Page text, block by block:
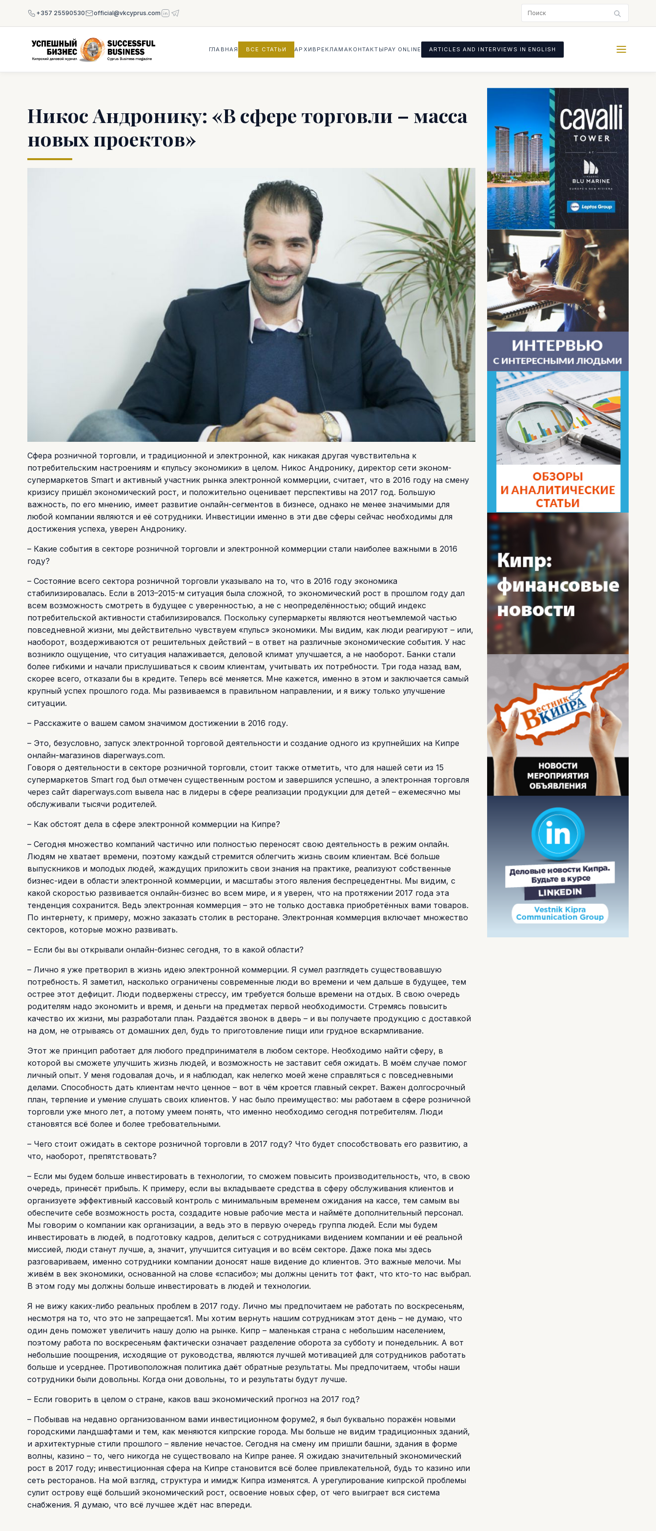
+357 25590530 official@vkcyprus.com
ГЛАВНАЯ ВСЕ СТАТЬИ АРХИВ РЕКЛАМА КОНТАКТЫ PAY ONLINE ARTICLES AND INTERVIEWS IN ENGLISH
Никос Андронику: «В сфере торговли – масса
новых проектов»
Сфера розничной торговли, и традиционной и электронной, как никакая другая чувствительна к
потребительским настроениям и «пульсу экономики» в целом. Никос Андронику, директор сети эконом-
супермаркетов Smart и активный участник рынка электронной коммерции, считает, что в 2016 году на смену
кризису пришёл экономический рост, и положительно оценивает перспективы на 2017 год. Большую
важность, по его мнению, имеет развитие онлайн-сегментов в бизнесе, однако не менее значимыми для
любой компании являются и её сотрудники. Инвестиции именно в эти две сферы сейчас необходимы для
достижения успеха, уверен Андронику.
– Какие события в секторе розничной торговли и электронной коммерции стали наиболее важными в 2016
году?
– Состояние всего сектора розничной торговли указывало на то, что в 2016 году экономика
стабилизировалась. Если в 2013–2015-м ситуация была сложной, то экономический рост в прошлом году дал
всем возможность смотреть в будущее с уверенностью, а не с неопределённостью; общий индекс
потребительской активности стабилизировался. Поскольку супермаркеты являются неотъемлемой частью
повседневной жизни, мы действительно чувствуем «пульс» экономики. Мы видим, как люди реагируют – или,
наоборот, воздерживаются от решительных действий – в ответ на различные экономические события. У нас
возникло ощущение, что ситуация налаживается, деловой климат улучшается, а не наоборот. Банки стали
более гибкими и начали прислушиваться к своим клиентам, учитывать их потребности. Три года назад вам,
скорее всего, отказали бы в кредите. Теперь всё меняется. Мне кажется, именно в этом и заключается самый
крупный успех прошлого года. Мы развиваемся в правильном направлении, и я вижу только улучшение
ситуации.
– Расскажите о вашем самом значимом достижении в 2016 году.
– Это, безусловно, запуск электронной торговой деятельности и создание одного из крупнейших на Кипре
онлайн-магазинов diaperways.com.
Говоря о деятельности в секторе розничной торговли, стоит также отметить, что для нашей сети из 15
супермаркетов Smart год был отмечен существенным ростом и завершился успешно, а электронная торговля
через сайт diaperways.com вывела нас в лидеры в сфере реализации продукции для детей – ежемесячно мы
обслуживали тысячи родителей.
– Как обстоят дела в сфере электронной коммерции на Кипре?
– Сегодня множество компаний частично или полностью переносят свою деятельность в режим онлайн.
Людям не хватает времени, поэтому каждый стремится облегчить жизнь своим клиентам. Всё больше
выпускников и молодых людей, жаждущих приложить свои знания на практике, реализуют собственные
бизнес-идеи в области электронной коммерции, и масштабы этого явления беспрецедентны. Мы видим, с
какой скоростью развивается онлайн-бизнес во всем мире, и я уверен, что на протяжении 2017 года эта
тенденция сохранится. Ведь электронная коммерция – это не только доставка приобретённых вами товаров.
По интернету, к примеру, можно заказать столик в ресторане. Электронная коммерция включает множество
секторов, которые можно развивать.
– Если бы вы открывали онлайн-бизнес сегодня, то в какой области?
– Лично я уже претворил в жизнь идею электронной коммерции. Я сумел разглядеть существовавшую
потребность. Я заметил, насколько ограничены современные люди во времени и чем дальше в будущее, тем
острее этот дефицит. Люди подвержены стрессу, им требуется больше времени на отдых. В свою очередь
родителям надо экономить и время, и деньги на предметах первой необходимости. Стремясь повысить
качество их жизни, мы разработали план. Раздаётся звонок в дверь – и вы получаете продукцию с доставкой
на дом, не отрываясь от домашних дел, будь то приготовление пищи или грудное вскармливание.
Этот же принцип работает для любого предпринимателя в любом секторе. Необходимо найти сферу, в
которой вы сможете улучшить жизнь людей, и возможность не заставит себя ожидать. В моём случае помог
личный опыт. У меня годовалая дочь, и я наблюдал, как нелегко моей жене справляться с повседневными
делами. Способность дать клиентам нечто ценное – вот в чём кроется главный секрет. Важен долгосрочный
план, терпение и умение слушать своих клиентов. У нас было преимущество: мы работаем в сфере розничной
торговли уже много лет, а потому умеем понять, что именно необходимо сегодня потребителям. Люди
становятся всё более и более требовательными.
– Чего стоит ожидать в секторе розничной торговли в 2017 году? Что будет способствовать его развитию, а
что, наоборот, препятствовать?
– Если мы будем больше инвестировать в технологии, то сможем повысить производительность, что, в свою
очередь, принесёт прибыль. К примеру, если вы вкладываете средства в сферу обслуживания клиентов и
организуете эффективный кассовый контроль с минимальным временем ожидания на кассе, тем самым вы
обеспечите себе возможность роста, создадите новые рабочие места и наймёте дополнительный персонал.
Мы говорим о компании как организации, а ведь это в первую очередь группа людей. Если мы будем
инвестировать в людей, в подготовку кадров, делиться с сотрудниками видением компании и её реальной
миссией, люди станут лучше, а, значит, улучшится ситуация и во всём секторе. Даже пока мы здесь
разговариваем, именно сотрудники компании доносят наше видение до клиентов. Это важные мелочи. Мы
живём в век экономики, основанной на слове «спасибо»; мы должны ценить тот факт, что кто-то нас выбрал.
В этом году мы должны больше инвестировать в людей и технологии.
Я не вижу каких-либо реальных проблем в 2017 году. Лично мы предпочитаем не работать по воскресеньям,
несмотря на то, что это не запрещается1. Мы хотим вернуть нашим сотрудникам этот день – не думаю, что
один день поможет увеличить нашу долю на рынке. Кипр – маленькая страна с небольшим населением,
поэтому работа по воскресеньям фактически означает разделение оборота за субботу и понедельник. А вот
небольшие поощрения, исходящие от руководства, являются лучшей мотивацией для сотрудников работать
больше и усерднее. Противоположная политика даёт обратные результаты. Мы предпочитаем, чтобы наши
сотрудники были довольны. Когда они довольны, то и результаты будут лучше.
– Если говорить в целом о стране, каков ваш экономический прогноз на 2017 год?
– Побывав на недавно организованном вами инвестиционном форуме2, я был буквально поражён новыми
городскими ландшафтами и тем, как меняются кипрские города. Мы больше не видим традиционных зданий,
и архитектурные стили прошлого – явление нечастое. Сегодня на смену им пришли башни, здания в форме
волны, казино – то, чего никогда не существовало на Кипре ранее. Я ожидаю значительный экономический
рост в 2017 году; инвестиционная сфера на Кипре становится всё более привлекательной, будь то казино или
сеть ресторанов. На мой взгляд, структура и имидж Кипра изменятся. А урегулирование кипрской проблемы
сулит острову ещё больший экономический рост, освоение новых сфер, от чего выиграет вся система
снабжения. Я думаю, что всё лучшее ждёт нас впереди.